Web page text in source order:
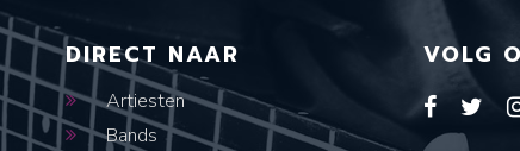
DIRECT NAAR
Artiesten
Bands
VOLG